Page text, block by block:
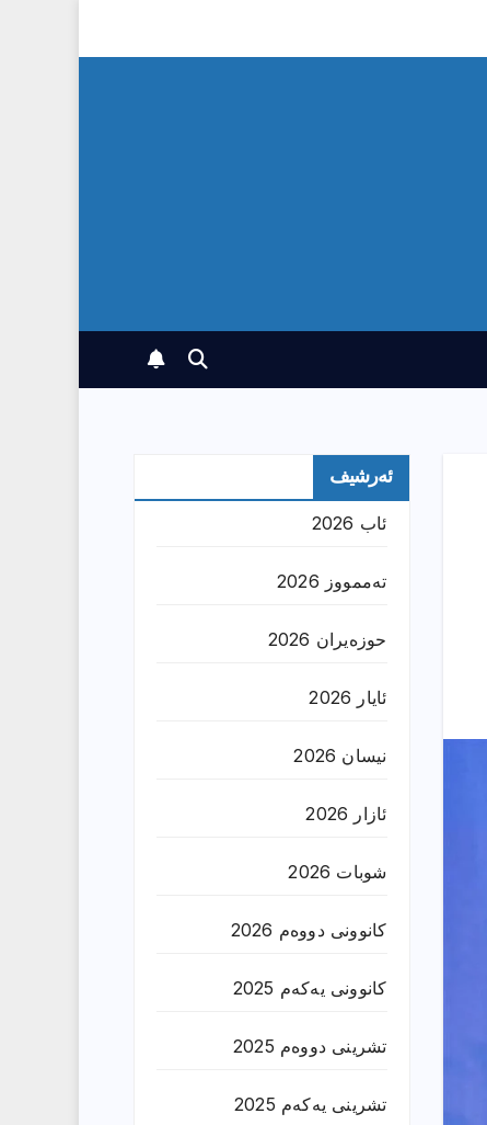
ئەرشیف
ئاب 2026
تەممووز 2026
حوزه‌یران 2026
ئایار 2026
نیسان 2026
ئازار 2026
شوبات 2026
کانوونی دووەم 2026
کانوونی یەکەم 2025
تشرینی دووەم 2025
تشرینی یەکەم 2025